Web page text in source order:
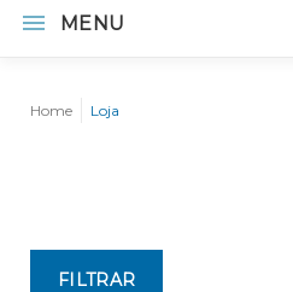
MENU
Home Loja
FILTRAR